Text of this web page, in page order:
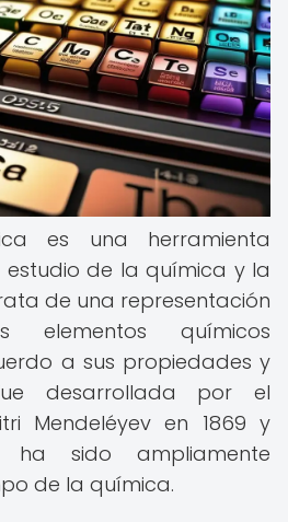
es una herramienta
de la química y la
de una representación
químicos
a sus propiedades y
desarrollada por el
Mendeléyev en 1869 y
ha sido ampliamente
de la química.